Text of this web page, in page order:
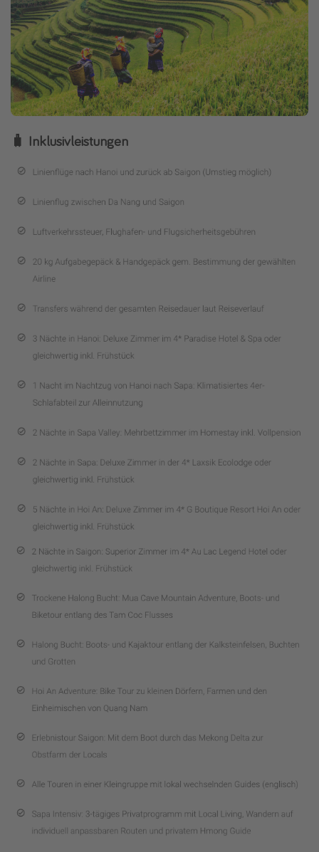
🧳 Inklusivleistungen